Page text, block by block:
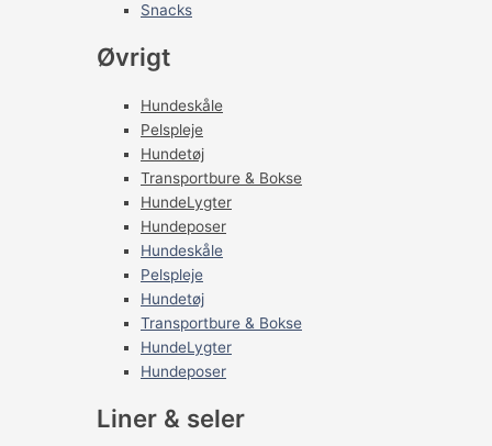
Snacks
Øvrigt
Hundeskåle
Pelspleje
Hundetøj
Transportbure & Bokse
HundeLygter
Hundeposer
Hundeskåle
Pelspleje
Hundetøj
Transportbure & Bokse
HundeLygter
Hundeposer
Liner & seler